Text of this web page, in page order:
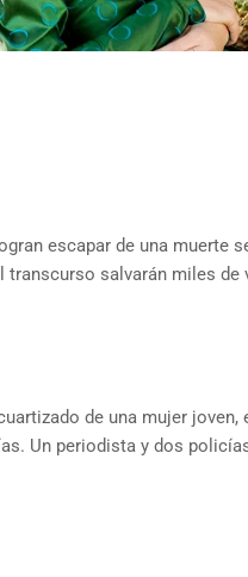
escapar de una muerte
transcurso salvarán miles de
de una mujer
Un periodista y dos